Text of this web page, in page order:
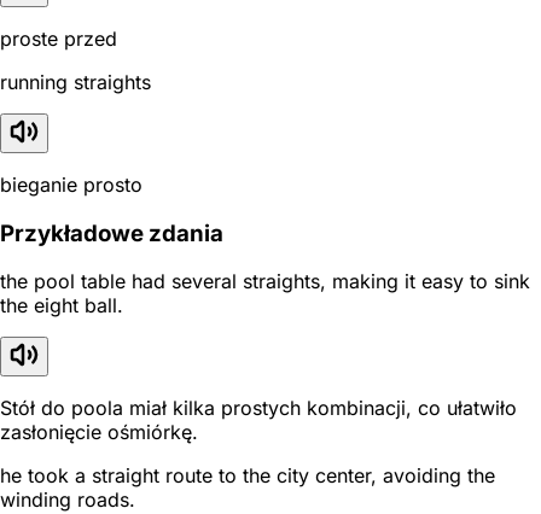
proste przed
running straights
bieganie prosto
Przykładowe zdania
the pool table had several straights, making it easy to sink
the eight ball.
Stół do poola miał kilka prostych kombinacji, co ułatwiło
zasłonięcie ośmiórkę.
he took a straight route to the city center, avoiding the
winding roads.